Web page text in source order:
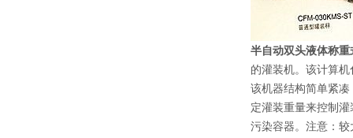
半自动双头液体称重
的灌装机。该计算
该机器结构简单紧
定灌装重量来控制
污染容器。注意：